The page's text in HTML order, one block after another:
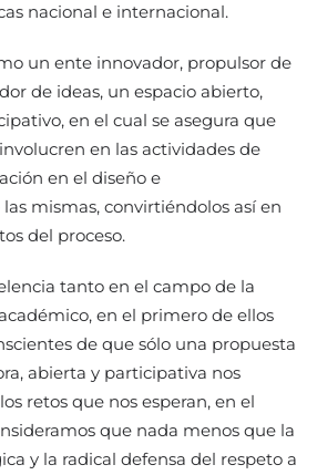
nacional e internacional.
un ente innovador, propulsor de
de ideas, un espacio abierto,
en el cual se asegura que
en las actividades de
en el diseño e
mismas, convirtiéndolos así en
del proceso.
tanto en el campo de la
en el primero de ellos
de que sólo una propuesta
abierta y participativa nos
retos que nos esperan, en el
que nada menos que la
y la radical defensa del respeto a